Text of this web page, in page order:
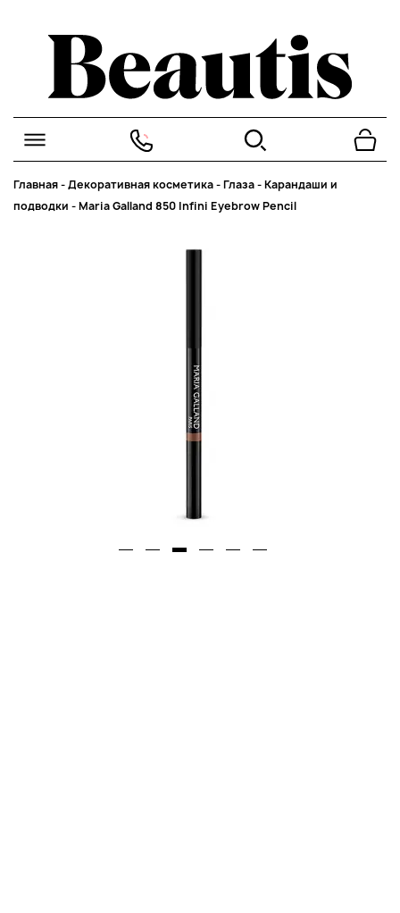
Главная-Декоративная косметика-Глаза-Карандаши и
подводки -Maria Galland 850 Infini Eyebrow Pencil